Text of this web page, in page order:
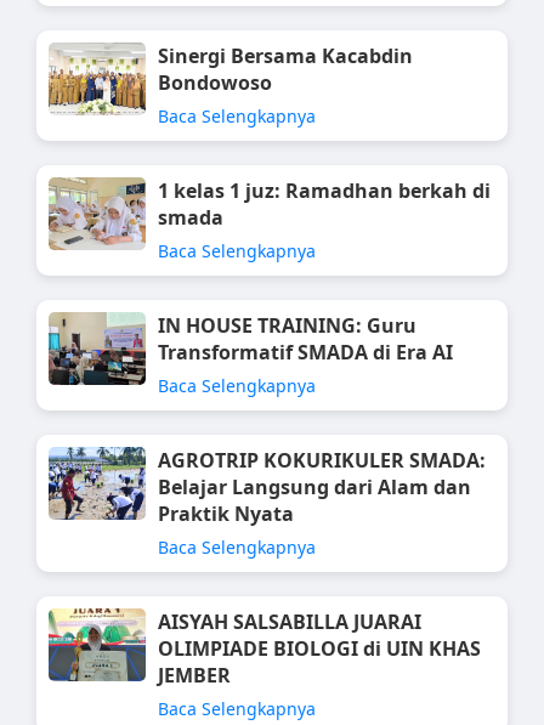
Sinergi Bersama Kacabdin
Bondowoso
Baca Selengkapnya
1 kelas 1 juz: Ramadhan berkah di
smada
Baca Selengkapnya
IN HOUSE TRAINING: Guru
Transformatif SMADA di Era AI
Baca Selengkapnya
AGROTRIP KOKURIKULER SMADA:
Belajar Langsung dari Alam dan
Praktik Nyata
Baca Selengkapnya
AISYAH SALSABILLA JUARAI
OLIMPIADE BIOLOGI di UIN KHAS
JEMBER
Baca Selengkapnya